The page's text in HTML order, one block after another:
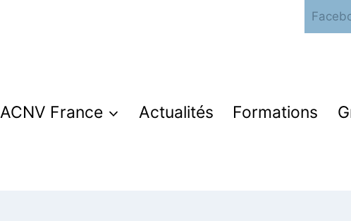
ACNV France Actualités Formations